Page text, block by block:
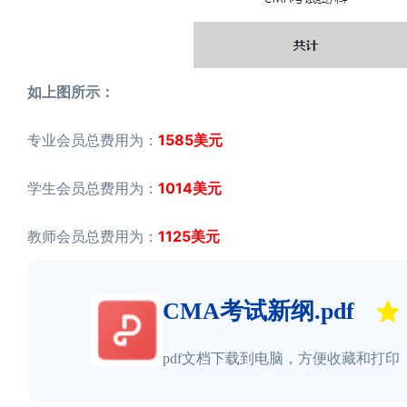
如上图所示：
专业会员总费用为： 1585美元
学生会员总费用为： 1014美元
教师会员总费用为： 1125美元
CMA考试新纲.pdf
pdf文档下载到电脑，方便收藏和打印